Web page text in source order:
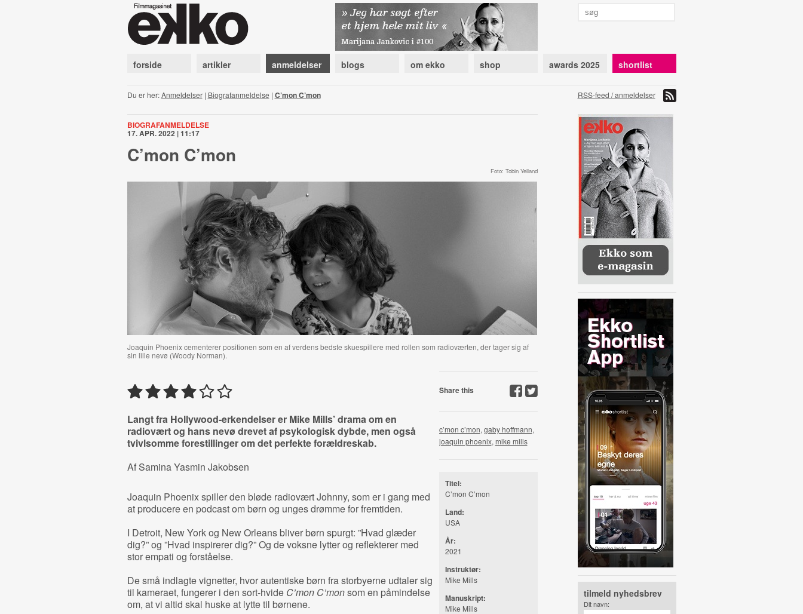
forside artikler anmeldelser blogs om ekko shop awards 2025 shortlist
Du er her:Anmeldelser| Biografanmeldelse | C’mon C’mon RSS-feed / anmeldelser
BIOGRAFANMELDELSE
17. APR. 2022 | 11:17
C’mon C’mon
Foto: Tobin Yelland
Joaquin Phoenix cementerer positionen som en af verdens bedste skuespillere med rollen som radioværten, der tager sig af
sin lille nevø (Woody Norman).
Langt fra Hollywood-erkendelser er Mike Mills’ drama om en
radiovært og hans nevø drevet af psykologisk dybde, men også
tvivlsomme forestillinger om det perfekte forældreskab.
Af Samina Yasmin Jakobsen
Joaquin Phoenix spiller den bløde radiovært Johnny, som er i gang med
at producere en podcast om børn og unges drømme for fremtiden.
I Detroit, New York og New Orleans bliver børn spurgt: ”Hvad glæder
dig?” og ”Hvad inspirerer dig?” Og de voksne lytter og reflekterer med
stor empati og forståelse.
De små indlagte vignetter, hvor autentiske børn fra storbyerne udtaler sig
til kameraet, fungerer i den sort-hvide C’mon C’monsom en påmindelse
om, at vi altid skal huske at lytte til børnene.
Share this
c’mon c’mon, gaby hoffmann,
joaquin phoenix, mike mills
Titel:
C’mon C’mon
Land:
USA
År:
2021
Instruktør:
Mike Mills
Manuskript:
Mike Mills
tilmeld nyhedsbrev
Dit navn: